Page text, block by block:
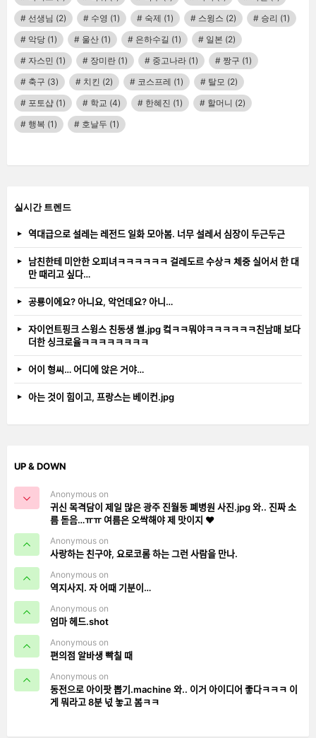
선생님 (2) 수영 (1) 숙제 (1) 스윙스 (2) 승리 (1)
악당 (1) 울산 (1) 은하수길 (1) 일본 (2)
자스민 (1) 장미란 (1) 중고나라 (1) 짱구 (1)
축구 (3) 치킨 (2) 코스프레 (1) 탈모 (2)
포토샵 (1) 학교 (4) 한혜진 (1) 할머니 (2)
행복 (1) 호날두 (1)
실시간 트렌드
역대급으로 설레는 레전드 일화 모아봄. 너무 설레서 심장이 두근두근
남친한테 미안한 오피녀ㅋㅋㅋㅋㅋㅋ 걸레도르 수상ㅋ 체중 실어서 한 대
만 때리고 싶다…
공룡이에요? 아니요, 악언데요? 아니…
자이언트핑크 스윙스 친동생 썰.jpg 컼ㅋㅋ뭐야ㅋㅋㅋㅋㅋㅋ친남매 보다
더한 싱크로율ㅋㅋㅋㅋㅋㅋㅋㅋ
어이 형씨… 어디에 앉은 거야…
아는 것이 힘이고, 프랑스는 베이컨.jpg
UP & DOWN
Anonymous on
귀신 목격담이 제일 많은 광주 진월동 폐병원 사진.jpg 와.. 진짜 소
름 돋음…ㅠㅠ 여름은 오싹해야 제 맛이지 ❤️
Anonymous on
사랑하는 친구야, 요로코롬 하는 그런 사람을 만나.
Anonymous on
역지사지. 자 어때 기분이…
Anonymous on
엄마 헤드.shot
Anonymous on
편의점 알바생 빡칠 때
Anonymous on
동전으로 아이팟 뽑기.machine 와.. 이거 아이디어 좋다ㅋㅋㅋ 이
게 뭐라고 8분 넋 놓고 봄ㅋㅋ